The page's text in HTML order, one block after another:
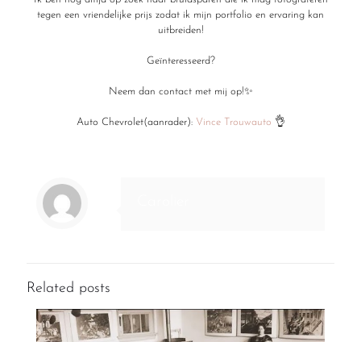
tegen een vriendelijke prijs zodat ik mijn portfolio en ervaring kan
uitbreiden!
Geïnteresseerd?
Neem dan contact met mij op!✨
Auto Chevrolet(aanrader): Vince Trouwauto 👌
Related posts